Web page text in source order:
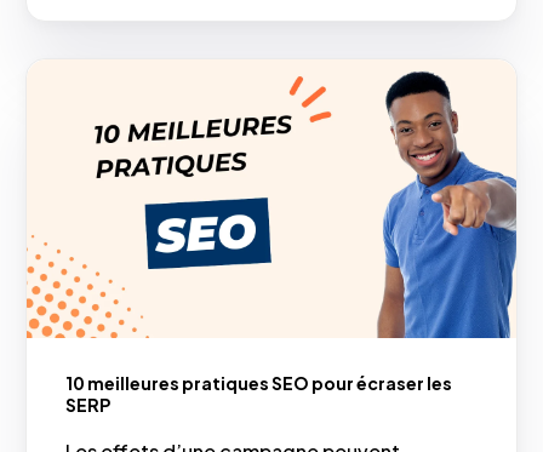
10 meilleures pratiques SEO pour écraser les
SERP